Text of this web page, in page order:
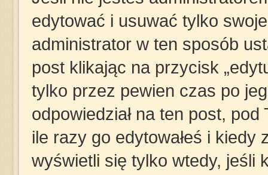
edytować i usuwać tylko
administrator w ten sposób
post klikając na przycisk
tylko przez pewien czas po
odpowiedział na ten post,
ile razy go edytowałeś i kiedy
wyświetli się tylko wtedy, jeśli